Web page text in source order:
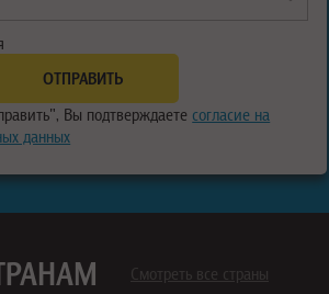
Вы подтверждаете согласие на
данных
Смотреть все страны